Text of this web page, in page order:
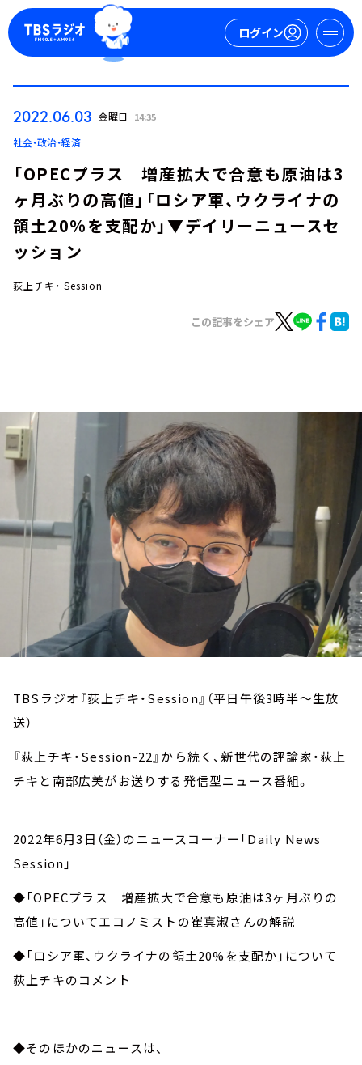
ログイン
今日の番組表
YouTube
会社情報
2022.06.03 金曜日 14:35
社会・政治・経済
「OPECプラス 増産拡大で合意も原油は3
ヶ月ぶりの高値」「ロシア軍、ウクライナの
領土20%を支配か」▼デイリーニュースセ
ッション
荻上チキ・ Session
この記事をシェア
TBSラジオ『荻上チキ・Session』（平日午後3時半～生放
送）
『荻上チキ・Session-22』から続く、新世代の評論家・荻上
チキと南部広美がお送りする発信型ニュース番組。
2022年6月3日（金）のニュースコーナー「Daily News
Session」
◆「OPECプラス 増産拡大で合意も原油は3ヶ月ぶりの
高値」についてエコノミストの崔真淑さんの解説
◆「ロシア軍、ウクライナの領土20%を支配か」について
荻上チキのコメント
◆そのほかのニュースは、